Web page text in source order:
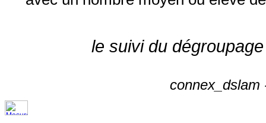
le suivi du
connex_dslam